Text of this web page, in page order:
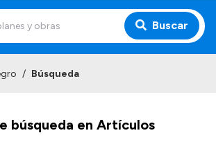
Buscar
/ Búsqueda
búsqueda en Artículos